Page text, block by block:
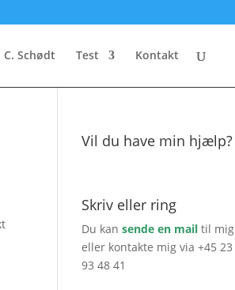
C. Schødt Test Kontakt
Vil du have min hjælp?
Skriv eller ring
Du kan sende en mail til mig
eller kontakte mig via +45 23
93 48 41